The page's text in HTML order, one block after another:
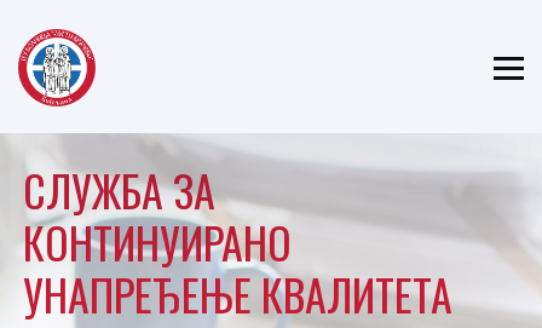
СЛУЖБА ЗА
КОНТИНУИРАНО
УНАПРЕЂЕЊЕ КВАЛИТЕТА